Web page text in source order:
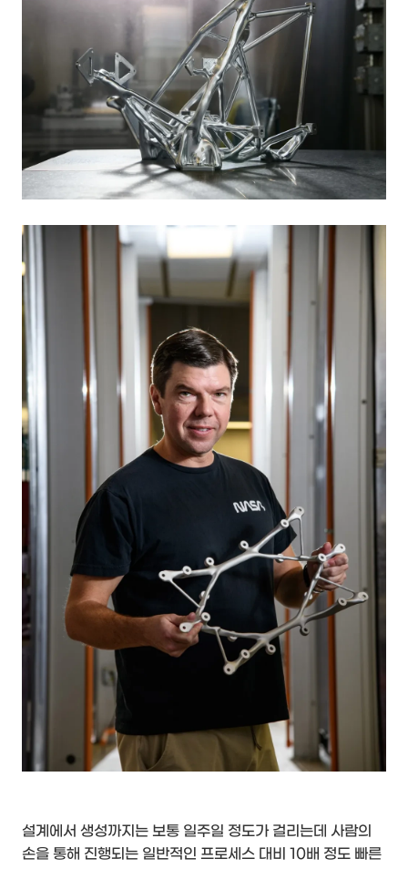
설계에서 생성까지는 보통 일주일 정도가 걸리는데 사람의
손을 통해 진행되는 일반적인 프로세스 대비 10배 정도 빠른